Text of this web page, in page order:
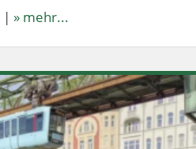
| » mehr...